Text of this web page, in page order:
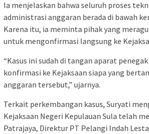
Ia menjelaskan bahwa seluruh proses
administrasi anggaran berada di bawah
Karena itu, ia meminta pihak yang
untuk mengonfirmasi langsung ke
“Kasus ini sudah di tangan aparat
konfirmasi ke Kejaksaan siapa yang
anggaran tersebut,” ujarnya.
Terkait perkembangan kasus, Suryati
Kejaksaan Negeri Kepulauan Sula telah
Patrajaya, Direktur PT Pelangi Indah